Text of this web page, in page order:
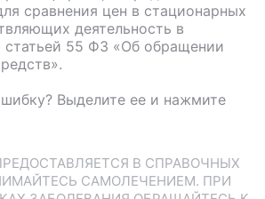
сравнения цен в стационарных
деятельность в
статьей 55 ФЗ «Об обращении
Выделите ее и нажмите
В СПРАВОЧНЫХ
САМОЛЕЧЕНИЕМ. ПРИ